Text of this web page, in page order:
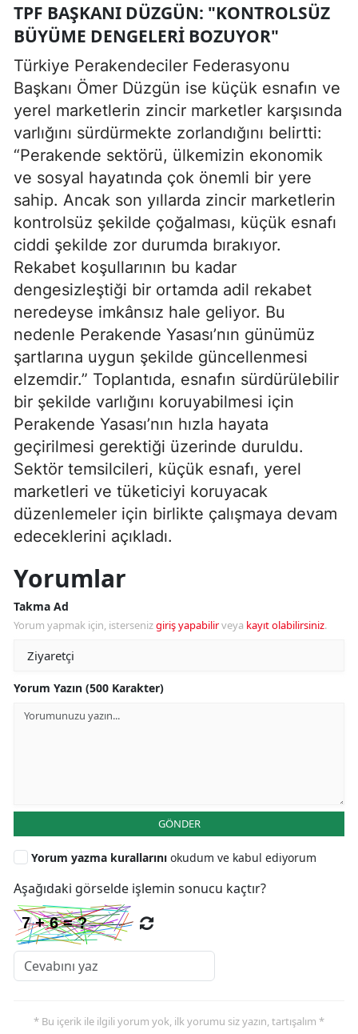
TPF BAŞKANI DÜZGÜN: "KONTROLSÜZ
BÜYÜME DENGELERI BOZUYOR"
Türkiye Perakendeciler Federasyonu
Başkanı Ömer Düzgün ise küçük esnafın ve
yerel marketlerin zincir marketler karşısında
varlığını sürdürmekte zorlandığını belirtti:
“Perakende sektörü, ülkemizin ekonomik
ve sosyal hayatında çok önemli bir yere
sahip. Ancak son yıllarda zincir marketlerin
kontrolsüz şekilde çoğalması, küçük esnafı
ciddi şekilde zor durumda bırakıyor.
Rekabet koşullarının bu kadar
dengesizleştiği bir ortamda adil rekabet
neredeyse imkânsız hale geliyor. Bu
nedenle Perakende Yasası’nın günümüz
şartlarına uygun şekilde güncellenmesi
elzemdir.” Toplantıda, esnafın sürdürülebilir
bir şekilde varlığını koruyabilmesi için
Perakende Yasası’nın hızla hayata
geçirilmesi gerektiği üzerinde duruldu.
Sektör temsilcileri, küçük esnafı, yerel
marketleri ve tüketiciyi koruyacak
düzenlemeler için birlikte çalışmaya devam
edeceklerini açıkladı.
Yorumlar
Takma Ad
Yorum yapmak için, istersenizgiriş yapabilirveya kayıt olabilirsiniz.
Yorum Yazın (500 Karakter)
GÖNDER
Yorum yazma kurallarını okudum ve kabul ediyorum
Aşağıdaki görselde işlemin sonucu kaçtır?
* Bu içerik ile ilgili yorum yok, ilk yorumu siz yazın, tartışalım *